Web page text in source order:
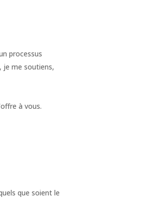
processus
je me soutiens,
à vous.
que soient le